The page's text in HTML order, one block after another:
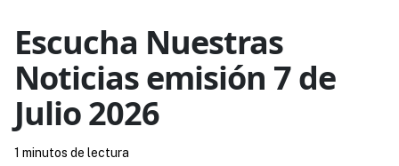
Escucha Nuestras
Noticias emisión 7 de
Julio 2026
1 minutos de lectura